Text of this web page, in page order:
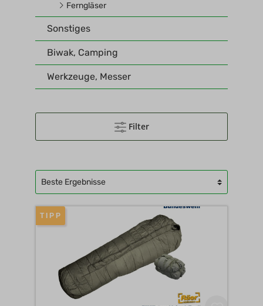
Ferngläser
Sonstiges
Biwak, Camping
Werkzeuge, Messer
Filter
T I P P